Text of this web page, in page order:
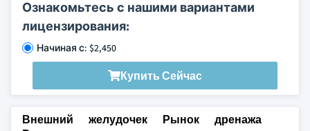
Ознакомьтесь с нашими вариантами
лицензирования:
Начиная с: $2,450
Купить Сейчас
Внешний желудочек Рынок дренажа